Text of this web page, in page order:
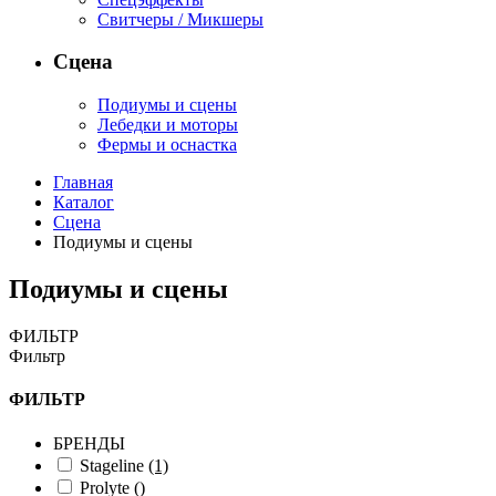
Свитчеры / Микшеры
Сцена
Подиумы и сцены
Лебедки и моторы
Фермы и оснастка
Главная
Каталог
Сцена
Подиумы и сцены
Подиумы и сцены
ФИЛЬТР
Фильтр
ФИЛЬТР
БРЕНДЫ
Stageline (1)
Prolyte ()